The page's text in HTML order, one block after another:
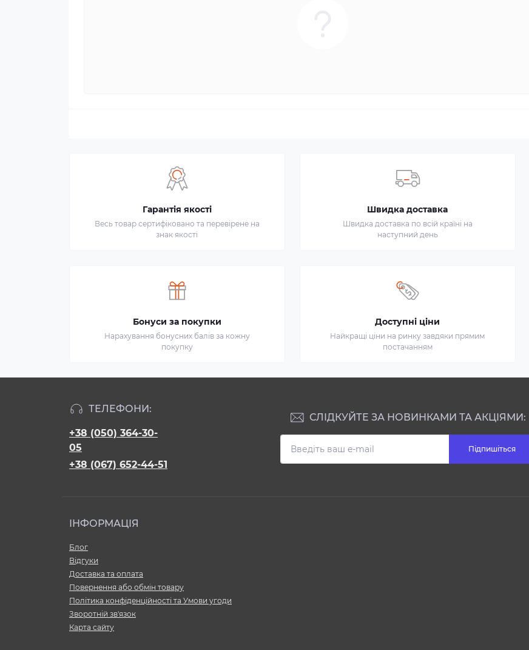
Гарантія якості
Весь товар сертифіковано та перевірене на
знак якості
Швидка доставка
Швидка доставка по всій країні на
наступний день
Бонуси за покупки
Нарахування бонусних балів за кожну
покупку
Доступні ціни
Найкращі ціни на ринку завдяки прямим
постачанням
ТЕЛЕФОНИ:
+38 (050) 364-30-
05
+38 (067) 652-44-51
СЛІДКУЙТЕ ЗА НОВИНКАМИ ТА АКЦІЯМИ:
Підпишіться
ІНФОРМАЦІЯ
Блог
Відгуки
Доставка та оплата
Повернення або обмін товару
Політика конфіденційності та Умови угоди
Зворотній зв'язок
Карта сайту